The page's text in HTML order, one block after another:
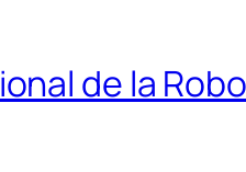
de la